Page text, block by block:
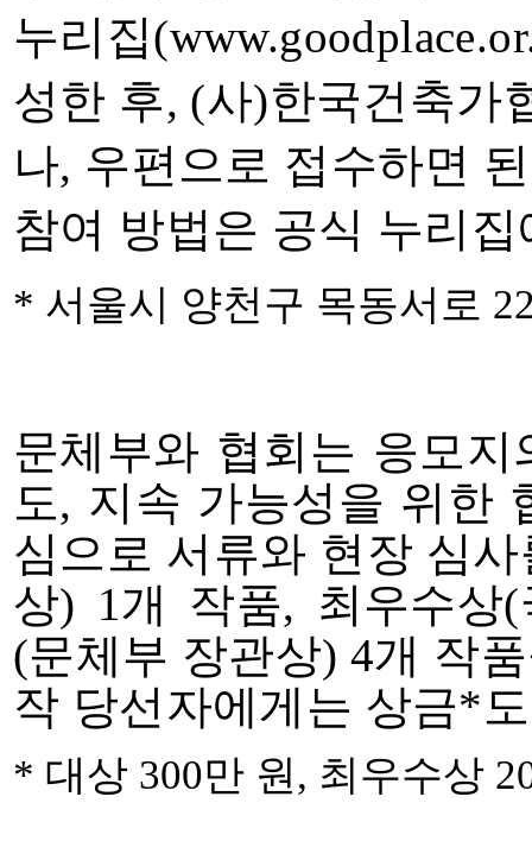
누리집
성한 후, (사)한국건축가
나, 우편으로 접수하면
참여 방법은 공식 누리
* 서울시 양천구 목동서로
문체부와 협회는 응모지
도, 지속 가능성을 위한
심으로 서류와 현장 심
상) 1개 작품, 최우수상(
(문체부 장관상) 4개 작
작 당선자에게는 상금*
* 대상 300만 원, 최우수상